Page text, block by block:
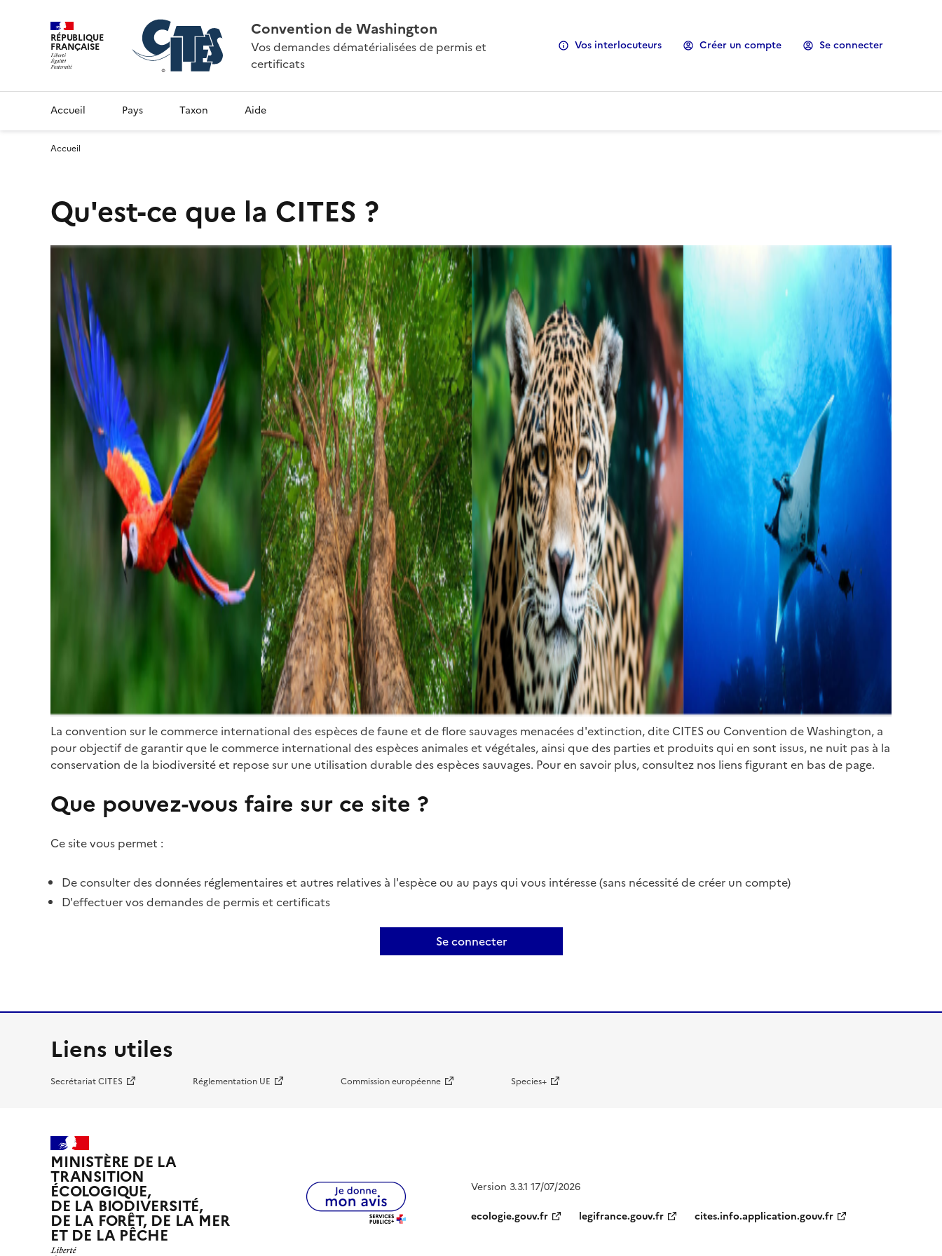
RÉPUBLIQUE
FRANÇAISE
Convention de Washington
Vos demandes dématérialisées de permis et
certificats
Vos interlocuteurs Créer un compte Se connecter
Accueil Pays Taxon Aide
Accueil
Qu'est-ce que la CITES ?
La convention sur le commerce international des espèces de faune et de flore sauvages menacées d'extinction, dite CITES ou Convention de Washington, a
pour objectif de garantir que le commerce international des espèces animales et végétales, ainsi que des parties et produits qui en sont issus, ne nuit pas à la
conservation de la biodiversité et repose sur une utilisation durable des espèces sauvages. Pour en savoir plus, consultez nos liens figurant en bas de page.
Que pouvez-vous faire sur ce site ?
Ce site vous permet :
De consulter des données réglementaires et autres relatives à l'espèce ou au pays qui vous intéresse (sans nécessité de créer un compte)
D'effectuer vos demandes de permis et certificats
Se connecter
Liens utiles
Secrétariat CITES Réglementation UE Commission européenne Species+
MINISTÈRE DE LA
TRANSITION
ÉCOLOGIQUE,
DE LA BIODIVERSITÉ,
DE LA FORÊT, DE LA MER
ET DE LA PÊCHE
Version 3.3.1 17/07/2026
ecologie.gouv.fr
legifrance.gouv.fr cites.info.application.gouv.fr